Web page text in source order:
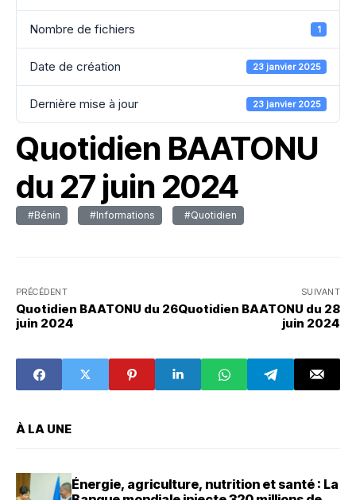
Nombre de fichiers 1
Date de création 23 janvier 2025
Dernière mise à jour 23 janvier 2025
Quotidien BAATONU
du 27 juin 2024
#Bénin #Informations #Quotidien
PRÉCÉDENT
Quotidien BAATONU du 26
juin 2024
SUIVANT
Quotidien BAATONU du 28
juin 2024
À LA UNE
Énergie, agriculture, nutrition et santé : La